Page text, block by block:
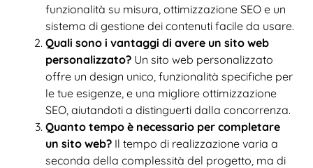
funzionalità su misura, ottimizzazione SEO e un
sistema di gestione dei contenuti facile da usare.
Quali sono i vantaggi di avere un sito web
personalizzato? Un sito web personalizzato
offre un design unico, funzionalità specifiche per
le tue esigenze, e una migliore ottimizzazione
SEO, aiutandoti a distinguerti dalla concorrenza.
Quanto tempo è necessario per completare
un sito web? Il tempo di realizzazione varia a
seconda della complessità del progetto, ma di